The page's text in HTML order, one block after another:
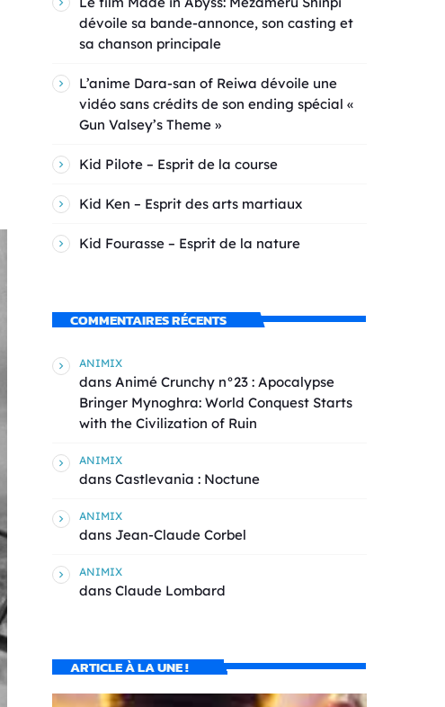
dévoile sa bande-annonce, son casting et
sa chanson principale
L’anime Dara-san of Reiwa dévoile une
vidéo sans crédits de son ending spécial «
Gun Valsey’s Theme »
Kid Pilote – Esprit de la course
Kid Ken – Esprit des arts martiaux
Kid Fourasse – Esprit de la nature
COMMENTAIRES RÉCENTS
ANIMIX
dans Animé Crunchy n°23 : Apocalypse
Bringer Mynoghra: World Conquest Starts
with the Civilization of Ruin
ANIMIX
dans Castlevania : Noctune
ANIMIX
dans Jean-Claude Corbel
ANIMIX
dans Claude Lombard
ARTICLE À LA UNE !